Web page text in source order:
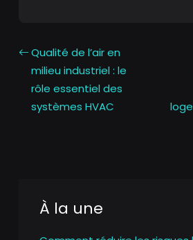
Qualité de l’air en
milieu industriel : le
rôle essentiel des
systèmes HVAC
À la une